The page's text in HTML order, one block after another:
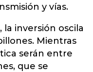
y vías.
inversión oscila
Mientras
serán entre
que se